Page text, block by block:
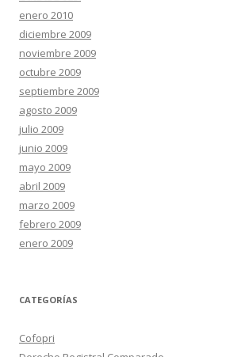
enero 2010
diciembre 2009
noviembre 2009
octubre 2009
septiembre 2009
agosto 2009
julio 2009
junio 2009
mayo 2009
abril 2009
marzo 2009
febrero 2009
enero 2009
CATEGORÍAS
Cofopri